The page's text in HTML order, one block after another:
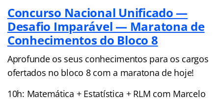
Concurso Nacional Unificado —
Desafio Imparável — Maratona de
Conhecimentos do Bloco 8
Aprofunde os seus conhecimentos para os cargos
ofertados no bloco 8 com a maratona de hoje!
10h: Matemática + Estatística + RLM com Marcelo